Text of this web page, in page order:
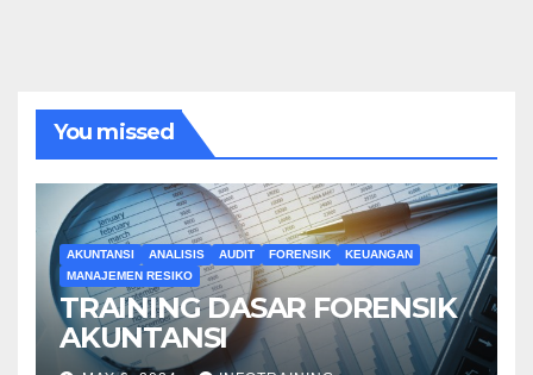
You missed
AKUNTANSI ANALISIS AUDIT FORENSIK
KEUANGAN
MANAJEMEN RESIKO
TRAINING DASAR FORENSIK
AKUNTANSI